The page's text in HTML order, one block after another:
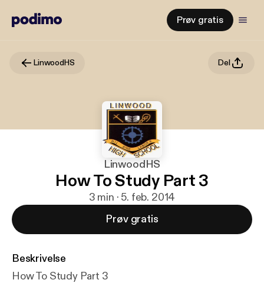
Prøv gratis
LinwoodHS Del
LinwoodHS
How To Study Part 3
3 min · 5. feb. 2014
Prøv gratis
Beskrivelse
How To Study Part 3